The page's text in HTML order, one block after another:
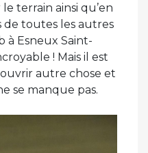
terrain ainsi qu’en
de toutes les autres
à Esneux Saint-
! Mais il est
autre chose et
se manque pas.